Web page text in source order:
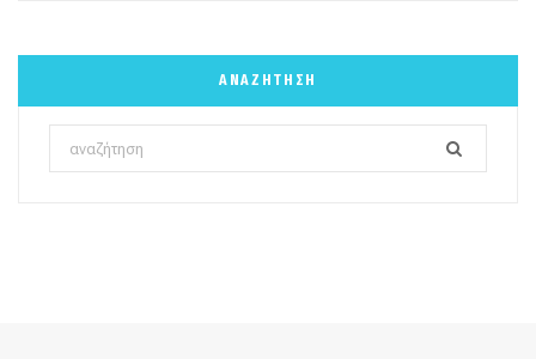
ΑΝΑΖΉΤΗΣΗ
Search
for: